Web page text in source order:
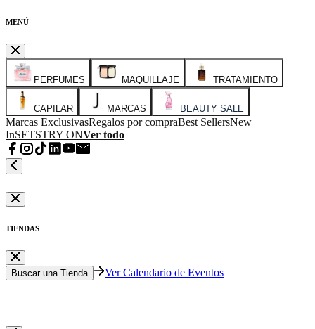
MENÚ
PERFUMES MAQUILLAJE TRATAMIENTO
CAPILAR MARCAS BEAUTY SALE
Marcas ExclusivasRegalos por compraBest SellersNew
InSETSTRY ONVer todo
TIENDAS
Buscar una Tienda Ver Calendario de Eventos